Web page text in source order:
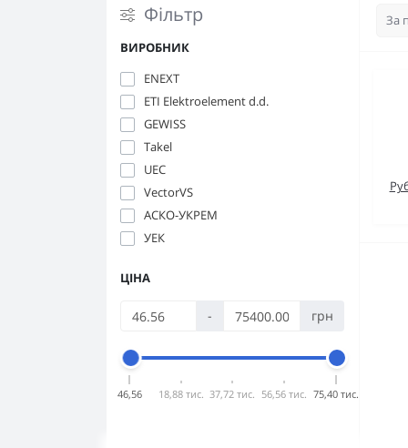
Фільтр
ВИРОБНИК
ENEXT
ETI Elektroelement d.d.
GEWISS
Takel
UEC
VectorVS
АСКО-УКРЕМ
УЕК
ЦІНА
- грн
46,56 18,88 тис. 37,72 тис. 56,56 тис. 75,40 тис.